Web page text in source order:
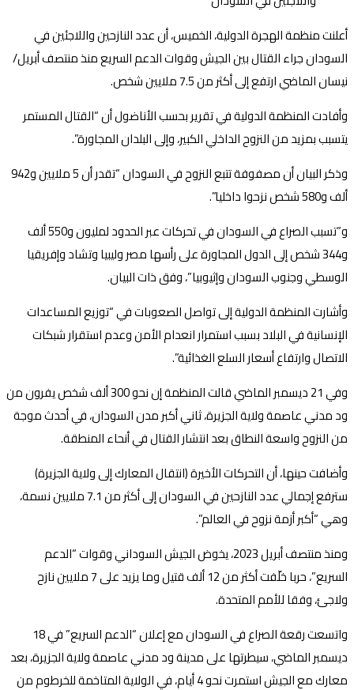
أعلنت منظمة الهجرة الدولية، الخميس، أن عدد النازحين واللاجئين في
السودان جراء القتال بين الجيش وقوات الدعم السريع منذ منتصف أبريل/
نيسان الماضي ارتفع إلى أكثر من 7.5 ملايين شخص.
وأفادت المنظمة الدولية في تقرير بحسب الأناضول أن “القتال المستمر
يتسبب بمزيد من النزوح الداخلي الكبير، وإلى البلدان المجاورة”.
وذكر البيان أن مصفوفة تتبع النزوح في السودان “تقدر أن 5 ملايين و942
ألف و580 شخص نزحوا داخليا”.
و”تسبب الصراع في السودان في تحركات عبر الحدود لمليون و550 ألف
و344 شخص إلى الدول المجاورة على رأسها مصر وليبيا وتشاد وإفريقيا
الوسطي وجنوب السودان وإثيوبيا”، وفق ذات البيان.
وأشارت المنظمة الدولية إلى تواصل الصعوبات في “توزيع المساعدات
الإنسانية في البلاد بسبب استمرار انعدام الأمن وعدم استقرار شبكات
الاتصال وارتفاع أسعار السلع الغذائية”.
وفي 21 ديسمبر الماضي قالت المنظمة إن نحو 300 ألف شخص يفرون من
ود مدني عاصمة ولاية الجزيرة، ثاني أكبر مدن السودان، في أحدث موجة
من النزوح واسعة النطاق بعد انتشار القتال في أنحاء المنطقة.
وأضافت حينها، أن التحركات الأخيرة (انتقال المعارك إلى ولاية الجزيرة)
سترفع إجمالي عدد النازحين في السودان إلى أكثر من 7.1 ملايين نسمة،
وهي “أكبر أزمة نزوح في العالم”.
ومنذ منتصف أبريل 2023، يخوض الجيش السوداني وقوات “الدعم
السريع”، حربا خلّفت أكثر من 12 ألف قتيل وما يزيد على 7 ملايين نازح
ولاجئ، وفقا للأمم المتحدة.
واتسعت رقعة الصراع في السودان مع إعلان “الدعم السريع” في 18
ديسمبر الماضي، سيطرتها على مدينة ود مدني عاصمة ولاية الجزيرة، بعد
معارك مع الجيش استمرت نحو 4 أيام، في الولاية المتاخمة للخرطوم من